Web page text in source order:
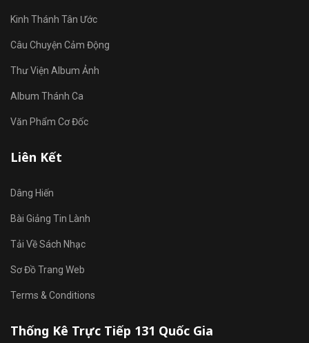
Kinh Thánh Tân Ước
Câu Chuyện Cảm Động
Thư Viện Album Ảnh
Album Thánh Ca
Văn Phẩm Cơ Đốc
Liên Kết
Dâng Hiến
Bài Giảng Tin Lành
Tải Về Sách Nhạc
Sơ Đồ Trang Web
Terms & Conditions
Thống Kê Trực Tiếp 131 Quốc Gia